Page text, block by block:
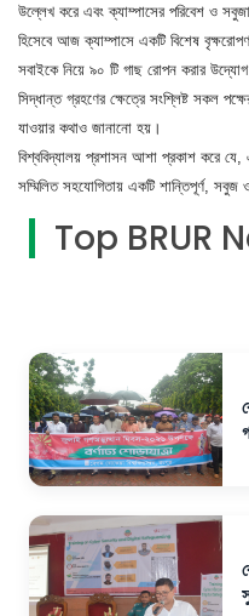
উল্লেখ করে এবং ক্যাম্পাসের পরিবেশ ও
হিসেবে আজ ক্যাম্পাসে একটি বিশেষ বৃক্ষরোপণ
সবাইকে নিয়ে ৯০ টি গাছ রোপন করার
সিদ্ধান্ত গ্রহণের ক্ষেত্রে সংশ্লিষ্ট সকল
যাওয়ার কথাও জানানো হয়।
বিশ্ববিদ্যালয় প্রশাসন আশা প্রকাশ করে
সম্মিলিত সহযোগিতায় একটি শান্তিপূর্ণ, সবুজ
Top BRUR